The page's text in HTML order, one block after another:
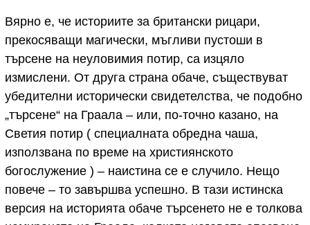
Вярно е, че историите за британски рицари,
прекосяващи магически, мъгливи пустоши в
търсене на неуловимия потир, са изцяло
измислени. От друга страна обаче, съществуват
убедителни исторически свидетелства, че подобно
„търсене“ на Граала – или, по-точно казано, на
Светия потир ( специалната обредна чаша,
използвана по време на християнското
богослужение ) – наистина се е случило. Нещо
повече – то завършва успешно. В тази истинска
версия на историята обаче търсенето не е толкова